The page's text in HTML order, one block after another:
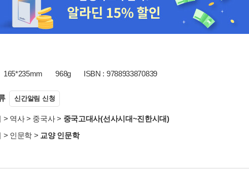
165*235mm 968g ISBN : 9788933870839
신간알림 신청
> 역사> 중국사> 중국고대사(선사시대~진한시대)
> 인문학 > 교양 인문학